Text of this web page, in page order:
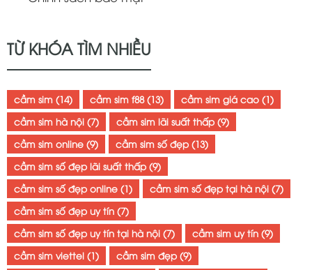
TỪ KHÓA TÌM NHIỀU
cầm sim (14) cầm sim f88(13) cầm sim giá cao (1)
cầm sim hà nội (7) cầm sim lãi suất thấp (9)
cầm sim online (9) cầm sim số đẹp (13)
cầm sim số đẹp lãi suất thấp (9)
cầm sim số đẹp online (1) cầm sim số đẹp tại hà nội (7)
cầm sim số đẹp uy tín (7)
cầm sim số đẹp uy tín tại hà nội (7) cầm sim uy tín (9)
cầm sim viettel (1) cầm sim đẹp (9)